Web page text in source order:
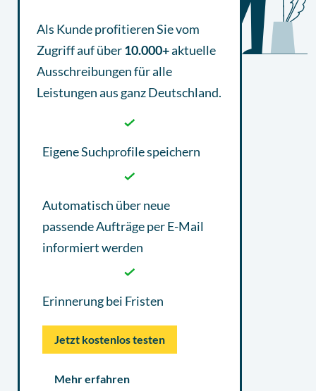
Als Kunde profitieren Sie vom
Zugriff auf über10.000+aktuelle
Ausschreibungenfür alle
Leistungen aus ganz Deutschland.
Eigene Suchprofile speichern
Automatisch über neue
passende Aufträge per E-Mail
informiert werden
Erinnerung bei Fristen
Jetzt kostenlos testen
Mehr erfahren